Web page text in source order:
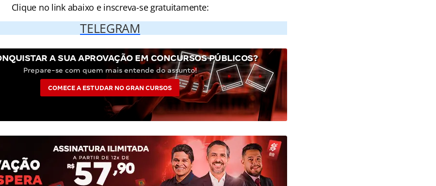
Clique no link abaixo e inscreva-se gratuitamente:
TELEGRAM
A SUA APROVAÇÃO EM CONCURSOS PÚBLICOS?
Prepare-se com quem mais entende do assunto!
COMECE A ESTUDAR NO GRAN CURSOS